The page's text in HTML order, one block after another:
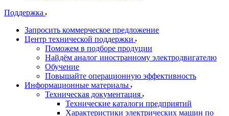
Поддержка
Запросить коммерческое предложение
Центр технической поддержки
Поможем в подборе продуции
Найдём аналог иностранному электродвигателю
Обучение
Повышайте операционную эффективность
Информационные материалы
Техническая документация
Технические каталоги предприятий
Характеристики электрических машин по